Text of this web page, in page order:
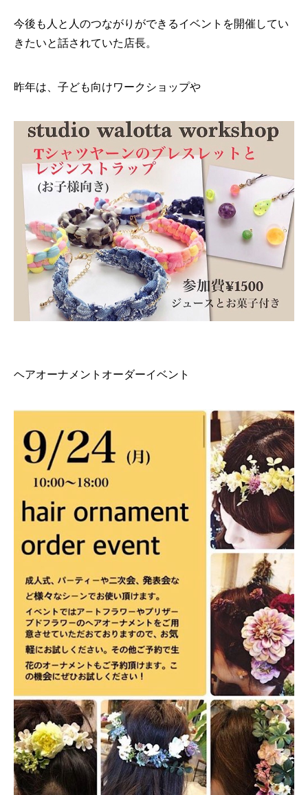
今後も人と人のつながりができるイベントを開催してい
きたいと話されていた店長。
昨年は、子ども向けワークショップや
ヘアオーナメントオーダーイベント